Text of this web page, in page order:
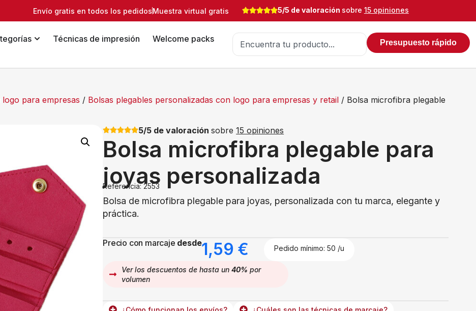
Envío gratis en todos los pedidosMuestra virtual gratis 5/5 de valoración sobre 15 opiniones
Técnicas de impresión
Welcome packs
Presupuesto rápido
para empresas / Bolsas plegables personalizadas con logo para empresas y retail/ Bolsa microfibra plegable
5/5 de valoraciónsobre15 opiniones
Bolsa microfibra plegable para
joyas personalizada
Referencia: 2553
Bolsa de microfibra plegable para joyas, personalizada con tu marca, elegante y
práctica.
Precio con marcaje desde1,59 € Pedido mínimo: 50 /u
Ver los descuentos de hasta un40% por
volumen